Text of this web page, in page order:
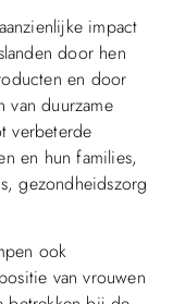
impact
door hen
en door
van duurzame
verbeterde
en hun families,
gezondheidszorg
ook
van vrouwen